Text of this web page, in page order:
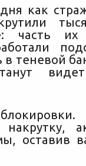
как
часть их
в теневой
оставив